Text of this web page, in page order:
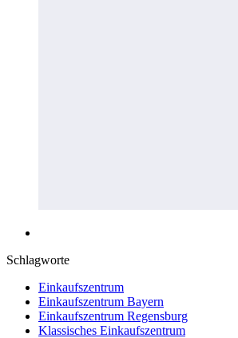
Schlagworte
Einkaufszentrum
Einkaufszentrum Bayern
Einkaufszentrum Regensburg
Klassisches Einkaufszentrum